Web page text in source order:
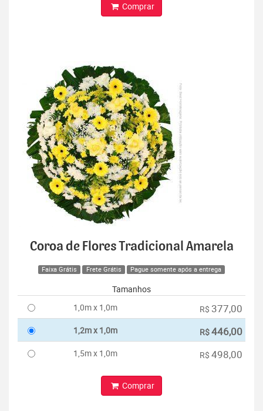
Comprar
Coroa de Flores Tradicional Amarela
Faixa Grátis Frete Grátis Pague somente após a entrega
Tamanhos
1,0m x 1,0m
R$ 377,00
1,2m x 1,0m R$446,00
1,5m x 1,0m R$ 498,00
Comprar